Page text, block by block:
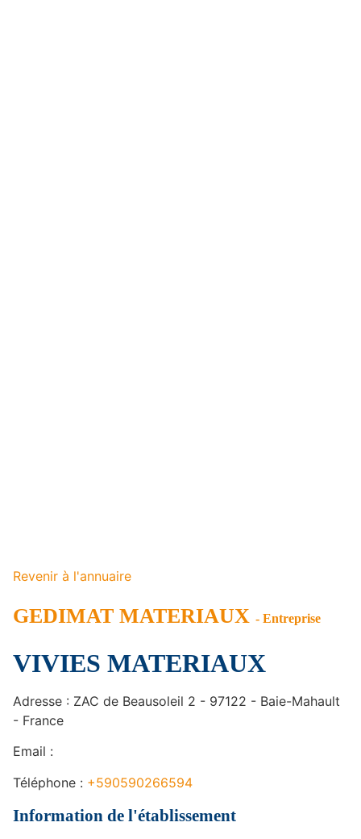
Revenir à l'annuaire
GEDIMAT MATERIAUX - Entreprise
VIVIES MATERIAUX
Adresse : ZAC de Beausoleil 2 - 97122 - Baie-Mahault
- France
Email :
Téléphone : +590590266594
Information de l'établissement